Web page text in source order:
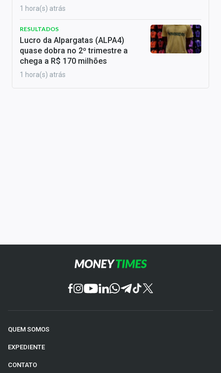
1 hora(s) atrás
RESULTADOS
Lucro da Alpargatas (ALPA4)
quase dobra no 2º trimestre a
chega a R$ 170 milhões
1 hora(s) atrás
QUEM SOMOS
EXPEDIENTE
CONTATO